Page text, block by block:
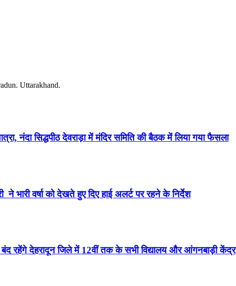
Uttarakhand.
नंदा सिद्धपीठ देवराड़ा में मंदिर समिति की बैठक में लिया गया फैसला
भारी वर्षा को देखते हुए दिए हाई अलर्ट पर रहने के निर्देश
रहेंगे देहरादून जिले में 12वीं तक के सभी विद्यालय और आंगनबाड़ी केंद्र